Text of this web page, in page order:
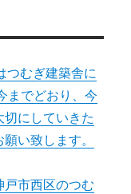
つむぎ建築舎に
までどおり、今
にしていきた
い致します。
市西区のつむ